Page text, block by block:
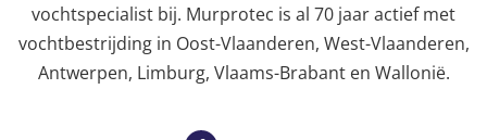
vochtspecialist bij. Murprotec is al 70 jaar actief met
vochtbestrijding in Oost-Vlaanderen, West-Vlaanderen,
Antwerpen, Limburg, Vlaams-Brabant en Wallonië.